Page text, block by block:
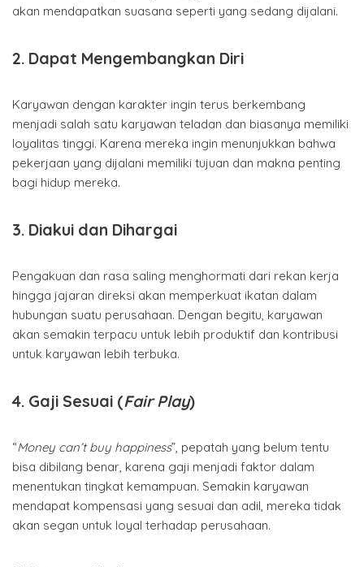
akan mendapatkan suasana seperti yang sedang dijalani.
2. Dapat Mengembangkan Diri
Karyawan dengan karakter ingin terus berkembang
menjadi salah satu karyawan teladan dan biasanya memiliki
loyalitas tinggi. Karena mereka ingin menunjukkan bahwa
pekerjaan yang dijalani memiliki tujuan dan makna penting
bagi hidup mereka.
3. Diakui dan Dihargai
Pengakuan dan rasa saling menghormati dari rekan kerja
hingga jajaran direksi akan memperkuat ikatan dalam
hubungan suatu perusahaan. Dengan begitu, karyawan
akan semakin terpacu untuk lebih produktif dan kontribusi
untuk karyawan lebih terbuka.
4. Gaji Sesuai (Fair Play)
“Money can’t buy happiness”, pepatah yang belum tentu
bisa dibilang benar, karena gaji menjadi faktor dalam
menentukan tingkat kemampuan. Semakin karyawan
mendapat kompensasi yang sesuai dan adil, mereka tidak
akan segan untuk loyal terhadap perusahaan.